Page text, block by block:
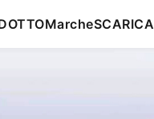
MarcheSCARICA